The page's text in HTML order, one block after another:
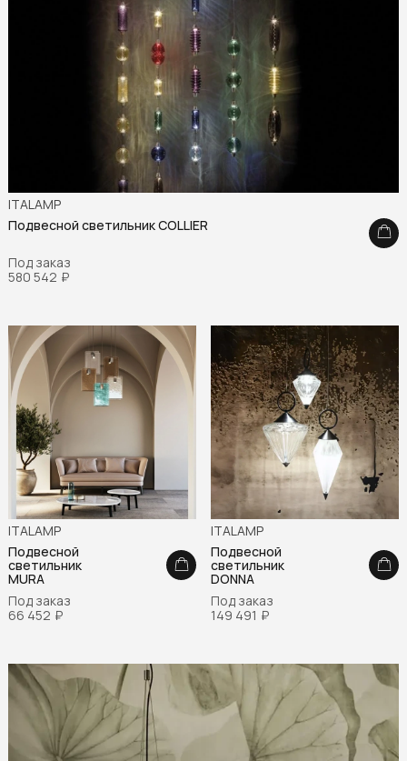
ITALAMP
Подвесной светильник COLLIER
Под заказ
580 542 ₽
ITALAMP
Подвесной
светильник
MURA
Под заказ
66 452 ₽
ITALAMP
Подвесной
светильник
DONNA
Под заказ
149 491 ₽